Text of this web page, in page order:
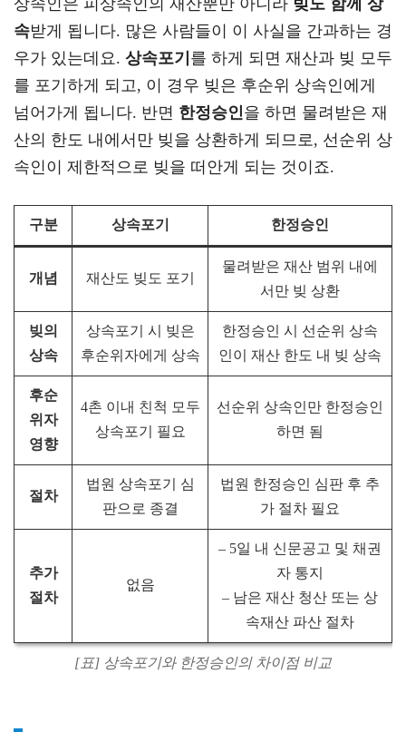
상속인은 피상속인의 재산뿐만 아니라 빚도 함께 상
속받게 됩니다. 많은 사람들이 이 사실을 간과하는 경
우가 있는데요. 상속포기 를 하게 되면 재산과 빚 모두
를 포기하게 되고, 이 경우 빚은 후순위 상속인에게
넘어가게 됩니다. 반면 한정승인을 하면 물려받은 재
산의 한도 내에서만 빚을 상환하게 되므로, 선순위 상
속인이 제한적으로 빚을 떠안게 되는 것이죠.
구분 상속포기 한정승인
개념 재산도 빚도 포기
물려받은 재산 범위 내에
서만 빚 상환
빚의
상속
상속포기 시 빚은
후순위자에게 상속
한정승인 시 선순위 상속
인이 재산 한도 내 빚 상속
후순
위자
영향
4촌 이내 친척 모두
상속포기 필요
선순위 상속인만 한정승인
하면 됨
절차
법원 상속포기 심
판으로 종결
법원 한정승인 심판 후 추
가 절차 필요
추가
절차
없음
– 5일 내 신문공고 및 채권
자 통지
– 남은 재산 청산 또는 상
속재산 파산 절차
[표] 상속포기와 한정승인의 차이점 비교